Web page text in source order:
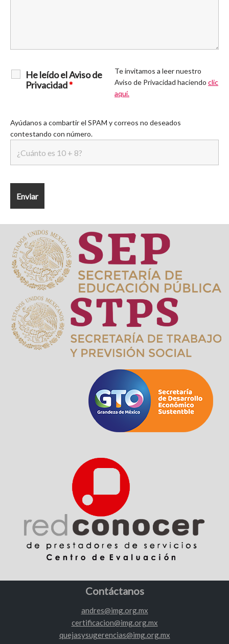
He leído el Aviso de
Privacidad*
Te invitamos a leer nuestro
Aviso de Privacidad haciendo clic
aquí.
Ayúdanos a combartir el SPAM y correos no deseados
contestando con número.
Contáctanos
andres@img.org.mx
certificacion@img.org.mx
quejasysugerencias@img.org.mx